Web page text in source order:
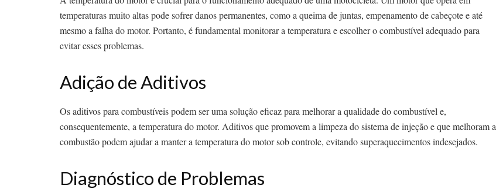
temperaturas muito altas pode sofrer danos permanentes, como a queima de juntas, empenamento de cabeçote e até
mesmo a falha do motor. Portanto, é fundamental monitorar a temperatura e escolher o combustível adequado para
evitar esses problemas.
Adição de Aditivos
Os aditivos para combustíveis podem ser uma solução eficaz para melhorar a qualidade do combustível e,
consequentemente, a temperatura do motor. Aditivos que promovem a limpeza do sistema de injeção e que melhoram a
combustão podem ajudar a manter a temperatura do motor sob controle, evitando superaquecimentos indesejados.
Diagnóstico de Problemas